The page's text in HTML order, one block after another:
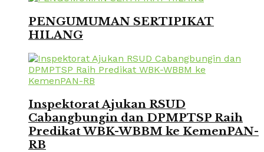
PENGUMUMAN SERTIPIKAT
HILANG
Inspektorat Ajukan RSUD
Cabangbungin dan DPMPTSP Raih
Predikat WBK-WBBM ke KemenPAN-
RB